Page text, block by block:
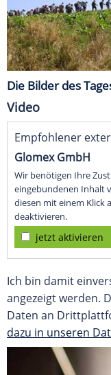
Die Bilder des
Video
Empfohlener
Glomex GmbH
Wir benötigen Ihre
eingebundenen Inhalt
diesen mit einem Klick
deaktivieren.
jetzt aktivieren
Ich bin damit
angezeigt werden.
Daten an
dazu in unseren